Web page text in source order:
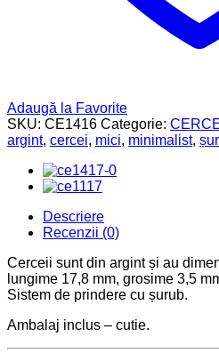
Adaugă la Favorite
SKU: CE1416 Categorie:
argint, cercei, mici, minimalist,
Descriere
Recenzii (0)
Cerceii sunt din argint și au
lungime 17,8 mm, grosime 3,5
Sistem de prindere cu șurub.
Ambalaj inclus – cutie.